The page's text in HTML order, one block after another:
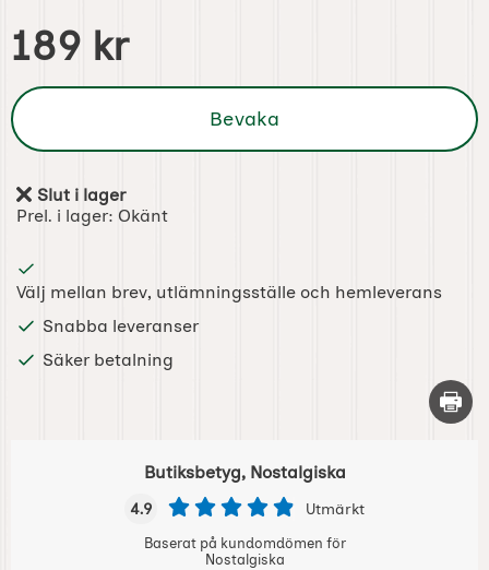
Handla denna produkt Brödspade avlång 12 cm bredd
pris
189 kr
Bevaka
Tillgänglighet:
Slut i lager
Prel. i lager: Okänt
Välj mellan brev, utlämningsställe och hemleverans
Snabba leveranser
Säker betalning
Skriv
Butiksbetyg, Nostalgiska
4.9 Utmärkt
Baserat på kundomdömen för
Nostalgiska